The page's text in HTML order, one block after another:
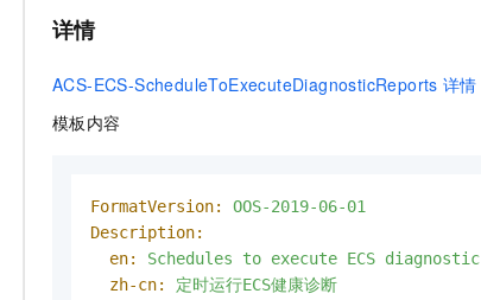
详情
ACS-ECS-ScheduleToExecuteDiagnosticReports 详情
模板内容
FormatVersion:
OOS-2019-06-01
Description:
en:
Schedules to execute ECS diagnostic
zh-cn:
定时运行ECS健康诊断